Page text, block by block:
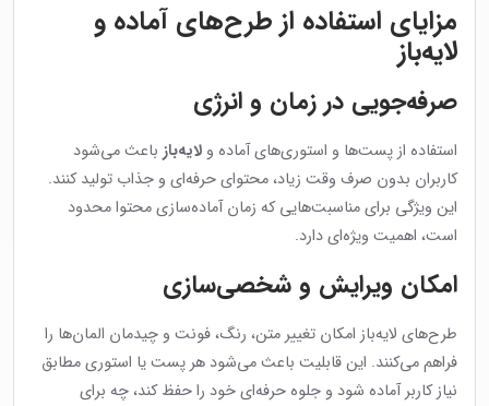
مزایای استفاده از طرح‌های آماده و
لایه‌باز
صرفه‌جویی در زمان و انرژی
استفاده از پست‌ها و استوری‌های آماده و لایه‌باز باعث می‌شود
کاربران بدون صرف وقت زیاد، محتوای حرفه‌ای و جذاب تولید کنند.
این ویژگی برای مناسبت‌هایی که زمان آماده‌سازی محتوا محدود
است، اهمیت ویژه‌ای دارد.
امکان ویرایش و شخصی‌سازی
طرح‌های لایه‌باز امکان تغییر متن، رنگ، فونت و چیدمان المان‌ها را
فراهم می‌کنند. این قابلیت باعث می‌شود هر پست یا استوری مطابق
نیاز کاربر آماده شود و جلوه حرفه‌ای خود را حفظ کند، چه برای